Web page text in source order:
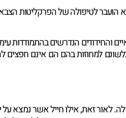
הועבר לטיפולה של הפרקליטות
והחידודים הנדרשים בהתמודדות
למחוזות בהם הם אינם חפצים
לאור זאת, אילו חייל אשר נמצא